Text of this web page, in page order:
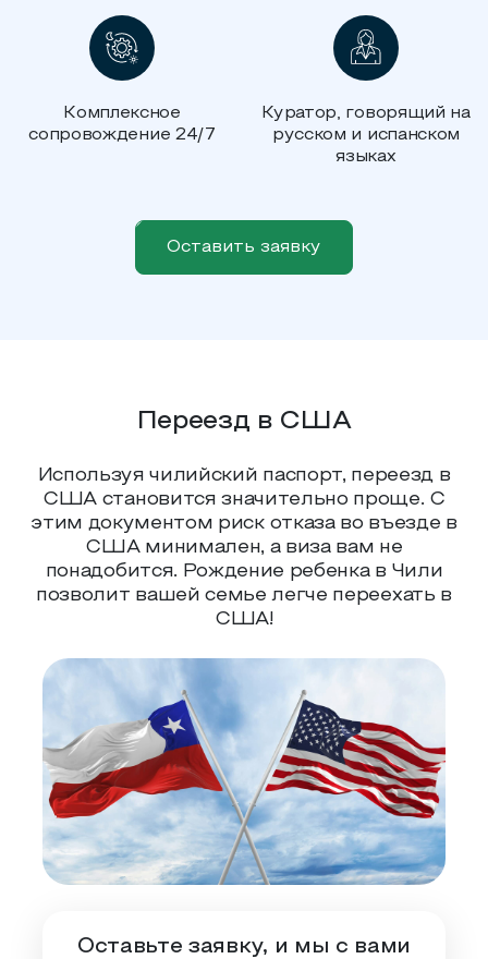
Комплексное
сопровождение 24/7
Куратор, говорящий на
русском и испанском
языках
Оставить заявку
Переезд в США
Используя чилийский паспорт, переезд в
США становится значительно проще. С
этим документом риск отказа во въезде в
США минимален, а виза вам не
понадобится. Рождение ребенка в Чили
позволит вашей семье легче переехать в
США!
Оставьте заявку, и мы с вами